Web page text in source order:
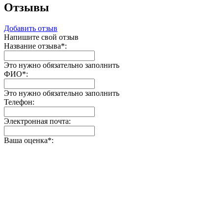
Отзывы
Добавить отзыв
Напишите свой отзыв
Название отзыва*:
Это нужно обязательно заполнить
ФИО*:
Это нужно обязательно заполнить
Телефон:
Электронная почта:
Ваша оценка*: